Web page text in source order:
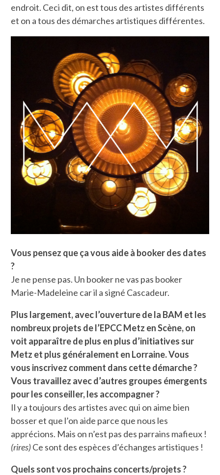
endroit. Ceci dit, on est tous des artistes différents
et on a tous des démarches artistiques différentes.
Vous pensez que ça vous aide à booker des dates
?
Je ne pense pas. Un booker ne vas pas booker
Marie-Madeleine car il a signé Cascadeur.
Plus largement, avec l’ouverture de la BAM et les
nombreux projets de l’EPCC Metz en Scène, on
voit apparaître de plus en plus d’initiatives sur
Metz et plus généralement en Lorraine. Vous
vous inscrivez comment dans cette démarche ?
Vous travaillez avec d’autres groupes émergents
pour les conseiller, les accompagner ?
Il y a toujours des artistes avec qui on aime bien
bosser et que l’on aide parce que nous les
apprécions. Mais on n’est pas des parrains mafieux !
(rires)Ce sont des espèces d’échanges artistiques !
Quels sont vos prochains concerts/projets ?